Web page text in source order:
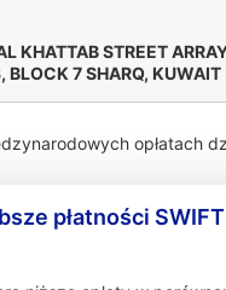
KHATTAB STREET
BLOCK 7 SHARQ, KUWAIT
opłatach
płatności